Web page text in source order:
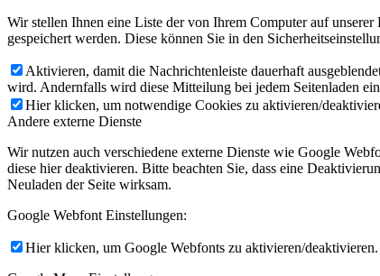
Wir stellen Ihnen eine Liste der von Ihrem Computer auf
gespeichert werden. Diese können Sie in den
Aktivieren, damit die Nachrichtenleiste dauerhaft
wird. Andernfalls wird diese Mitteilung bei jedem Seitenladen
Hier klicken, um notwendige Cookies zu aktivieren/
Andere externe Dienste
Wir nutzen auch verschiedene externe Dienste wie Google
diese hier deaktivieren. Bitte beachten Sie, dass eine
Neuladen der Seite wirksam.
Google Webfont Einstellungen:
Hier klicken, um Google Webfonts zu aktivieren/deaktivieren.